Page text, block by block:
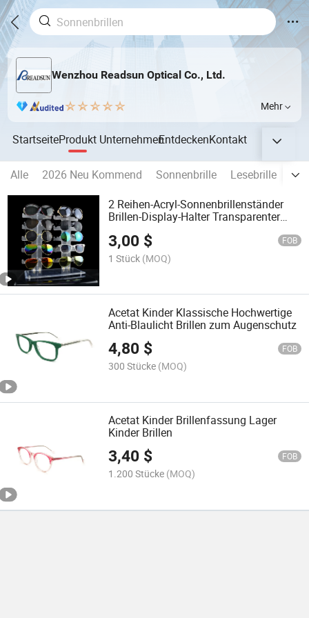
Wenzhou Readsun Optical Co., Ltd.
Mehr
StartseiteProdukt UnternehmenEntdeckenKontakt
Alle 2026 Neu Kommend Sonnenbrille Lesebrille
2 Reihen-Acryl-Sonnenbrillenständer
Brillen-Display-Halter Transparenter
3,00 $ FOB
1 Stück (MOQ)
Acetat Kinder Klassische Hochwertige
Anti-Blaulicht Brillen zum Augenschutz
4,80 $ FOB
300 Stücke (MOQ)
Acetat Kinder Brillenfassung Lager
Kinder Brillen
3,40 $ FOB
1.200 Stücke (MOQ)